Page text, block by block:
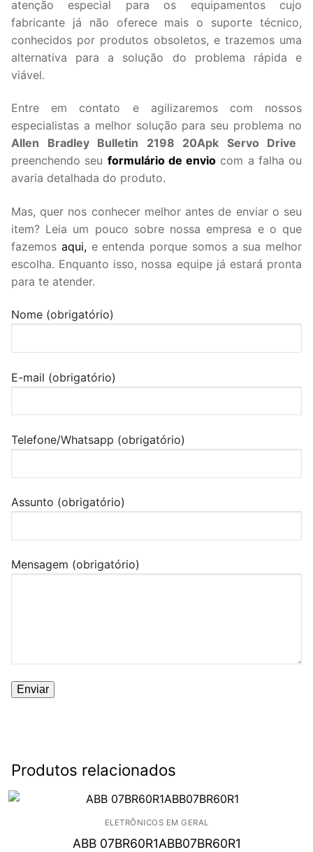
atenção especial para os equipamentos cujo
fabricante já não oferece mais o suporte técnico,
conhecidos por produtos obsoletos, e trazemos uma
alternativa para a solução do problema rápida e
viável.
Entre em contato e agilizaremos com nossos
especialistas a melhor solução para seu problema no
Allen Bradley Bulletin 2198 20Apk Servo Drive
preenchendo seu formulário de envio com a falha ou
avaria detalhada do produto.
Mas, quer nos conhecer melhor antes de enviar o seu
item? Leia um pouco sobre nossa empresa e o que
fazemos aqui,e entenda porque somos a sua melhor
escolha. Enquanto isso, nossa equipe já estará pronta
para te atender.
Nome (obrigatório)
E-mail (obrigatório)
Telefone/Whatsapp (obrigatório)
Assunto (obrigatório)
Mensagem (obrigatório)
Produtos relacionados
ELETRÔNICOS EM GERAL
ABB 07BR60R1ABB07BR60R1